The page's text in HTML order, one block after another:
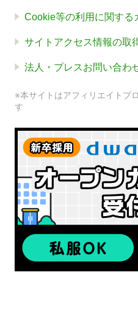
Cookie等の利用に関する
サイトアクセス情報の取
法人・プレスお問い合わ
※本サイトはアフィリエイトプ
す